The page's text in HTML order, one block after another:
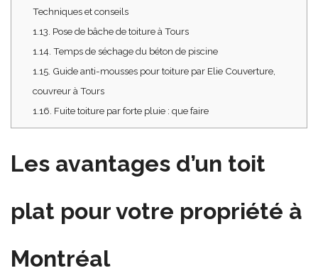
Techniques et conseils
1.13. Pose de bâche de toiture à Tours
1.14. Temps de séchage du béton de piscine
1.15. Guide anti-mousses pour toiture par Elie Couverture,
couvreur à Tours
1.16. Fuite toiture par forte pluie : que faire
Les avantages d’un toit
plat pour votre propriété à
Montréal